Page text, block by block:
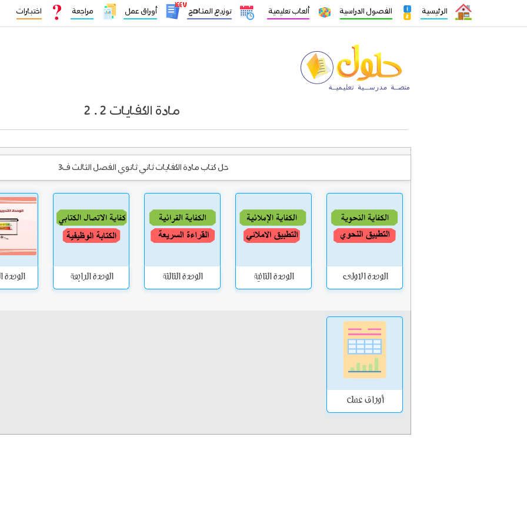
الرئيسية الفصول الدراسية ألعاب تعليمية توزيع المناهج
١٤٤٧
أوراق عمل مراجعة اختبارات
مادة الكفايات 2 . 2
حل كتاب مادة الكفايات ثاني ثانوي الفصل الثالث ف3
الوحدة الاولى الوحدة الثانية الوحدة الثالثة الوحدة الرابعة الوحدة
أوراق عمل